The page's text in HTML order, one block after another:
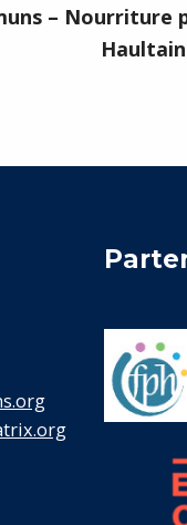
– Nourriture